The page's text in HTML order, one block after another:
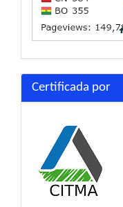
Certificada por